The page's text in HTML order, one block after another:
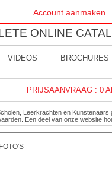
ONLINE
Account aanmaken
VIDEOS BROCHURES
PRIJSAANVRAAG : 0
Leerkrachten en Kunstenaars
Een deel van onze website